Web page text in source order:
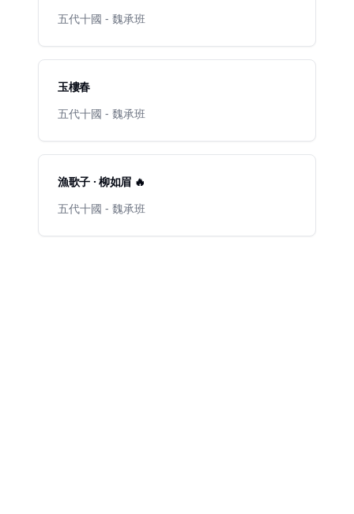
五代十國 - 魏承班
玉樓春
五代十國 - 魏承班
漁歌子 · 柳如眉 🔥
五代十國 - 魏承班